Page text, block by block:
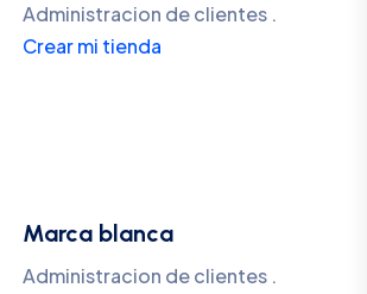
Administracion de clientes .
Crear mi tienda
Marca blanca
Administracion de clientes .